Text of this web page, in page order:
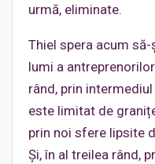
urmă, eliminate.
Thiel spera acum
lumi a
rând, prin
este limitat de
prin noi sfere lipsite
Și, în al treilea rând,